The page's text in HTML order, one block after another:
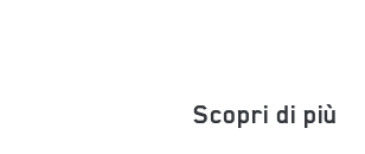
Scopri di più